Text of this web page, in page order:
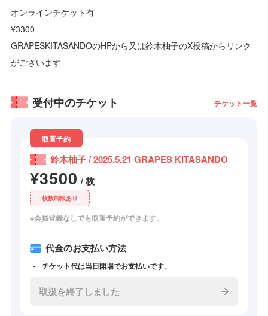
オンラインチケット有
¥3300
GRAPESKITASANDOのHPから又は鈴木柚子のX投稿からリンク
がございます
受付中のチケット チケット一覧
取置予約
鈴木柚子 / 2025.5.21 GRAPES KITASANDO
¥3500 / 枚
枚数制限あり
※会員登録なしでも取置予約ができます。
代金のお支払い方法
チケット代は当日開場でお支払いです。
取扱を終了しました